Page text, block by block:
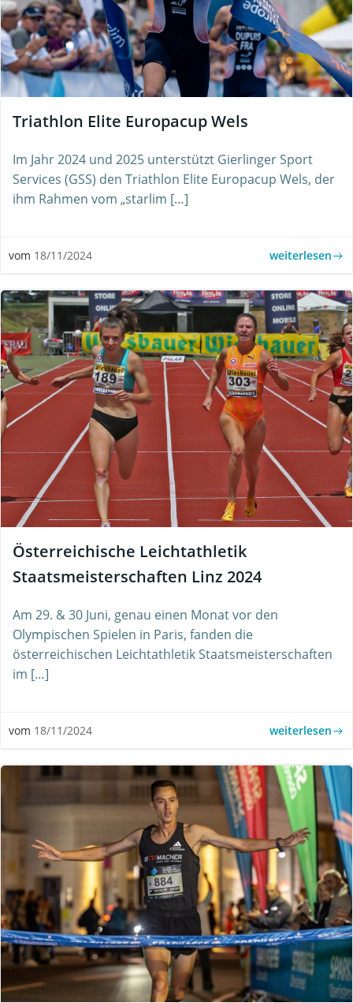
Triathlon Elite Europacup Wels
Im Jahr 2024 und 2025 unterstützt Gierlinger Sport
Services (GSS) den Triathlon Elite Europacup Wels, der
ihm Rahmen vom „starlim […]
vom 18/11/2024 weiterlesen
Österreichische Leichtathletik
Staatsmeisterschaften Linz 2024
Am 29. & 30 Juni, genau einen Monat vor den
Olympischen Spielen in Paris, fanden die
österreichischen Leichtathletik Staatsmeisterschaften
im […]
vom 18/11/2024 weiterlesen